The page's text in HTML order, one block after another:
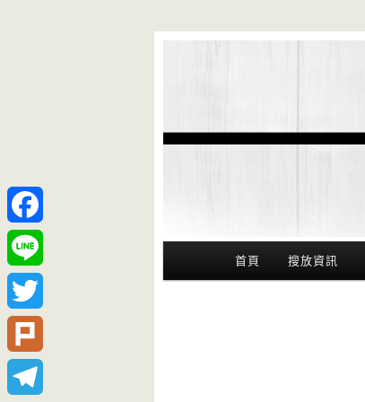
Main Menu
首頁 搜放資訊
Facebook
Line
Twitter
Plurk